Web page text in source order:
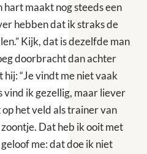
hart maakt nog steeds een
hebben dat ik straks de
Kijk, dat is dezelfde man
doorbracht dan achter
“Je vindt me niet vaak
vind ik gezellig, maar liever
het veld als trainer van
Dat heb ik ooit met
me: dat doe ik niet